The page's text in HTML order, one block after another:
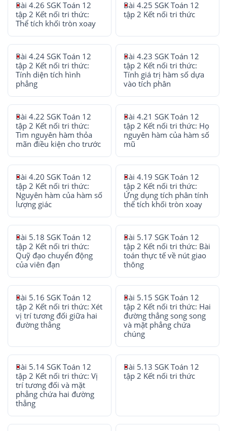
Bài 4.26 SGK Toán 12
tập 2 Kết nối tri thức:
Thể tích khối tròn xoay
Bài 4.25 SGK Toán 12
tập 2 Kết nối tri thức
Bài 4.24 SGK Toán 12
tập 2 Kết nối tri thức:
Tính diện tích hình
phẳng
Bài 4.23 SGK Toán 12
tập 2 Kết nối tri thức:
Tính giá trị hàm số dựa
vào tích phân
Bài 4.22 SGK Toán 12
tập 2 Kết nối tri thức:
Tìm nguyên hàm thỏa
mãn điều kiện cho trước
Bài 4.21 SGK Toán 12
tập 2 Kết nối tri thức: Họ
nguyên hàm của hàm số
mũ
Bài 4.20 SGK Toán 12
tập 2 Kết nối tri thức:
Nguyên hàm của hàm số
lượng giác
Bài 4.19 SGK Toán 12
tập 2 Kết nối tri thức:
Ứng dụng tích phân tính
thể tích khối tròn xoay
Bài 5.18 SGK Toán 12
tập 2 Kết nối tri thức:
Quỹ đạo chuyển động
của viên đạn
Bài 5.17 SGK Toán 12
tập 2 Kết nối tri thức: Bài
toán thực tế về nút giao
thông
Bài 5.16 SGK Toán 12
tập 2 Kết nối tri thức: Xét
vị trí tương đối giữa hai
đường thẳng
Bài 5.15 SGK Toán 12
tập 2 Kết nối tri thức: Hai
đường thẳng song song
và mặt phẳng chứa
chúng
Bài 5.14 SGK Toán 12
tập 2 Kết nối tri thức: Vị
trí tương đối và mặt
phẳng chứa hai đường
thẳng
Bài 5.13 SGK Toán 12
tập 2 Kết nối tri thức